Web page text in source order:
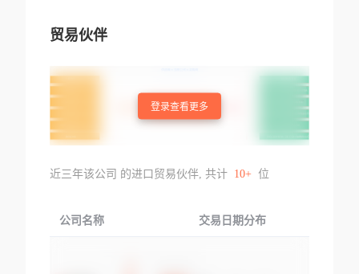
贸易伙伴
登录查看更多
近三年该公司 的进口贸易伙伴, 共计 10+ 位
公司名称 交易日期分布